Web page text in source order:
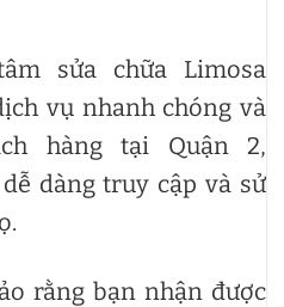
sửa chữa Limosa
vụ nhanh chóng và
hàng tại Quận 2,
dàng truy cập và sử
rằng bạn nhận được